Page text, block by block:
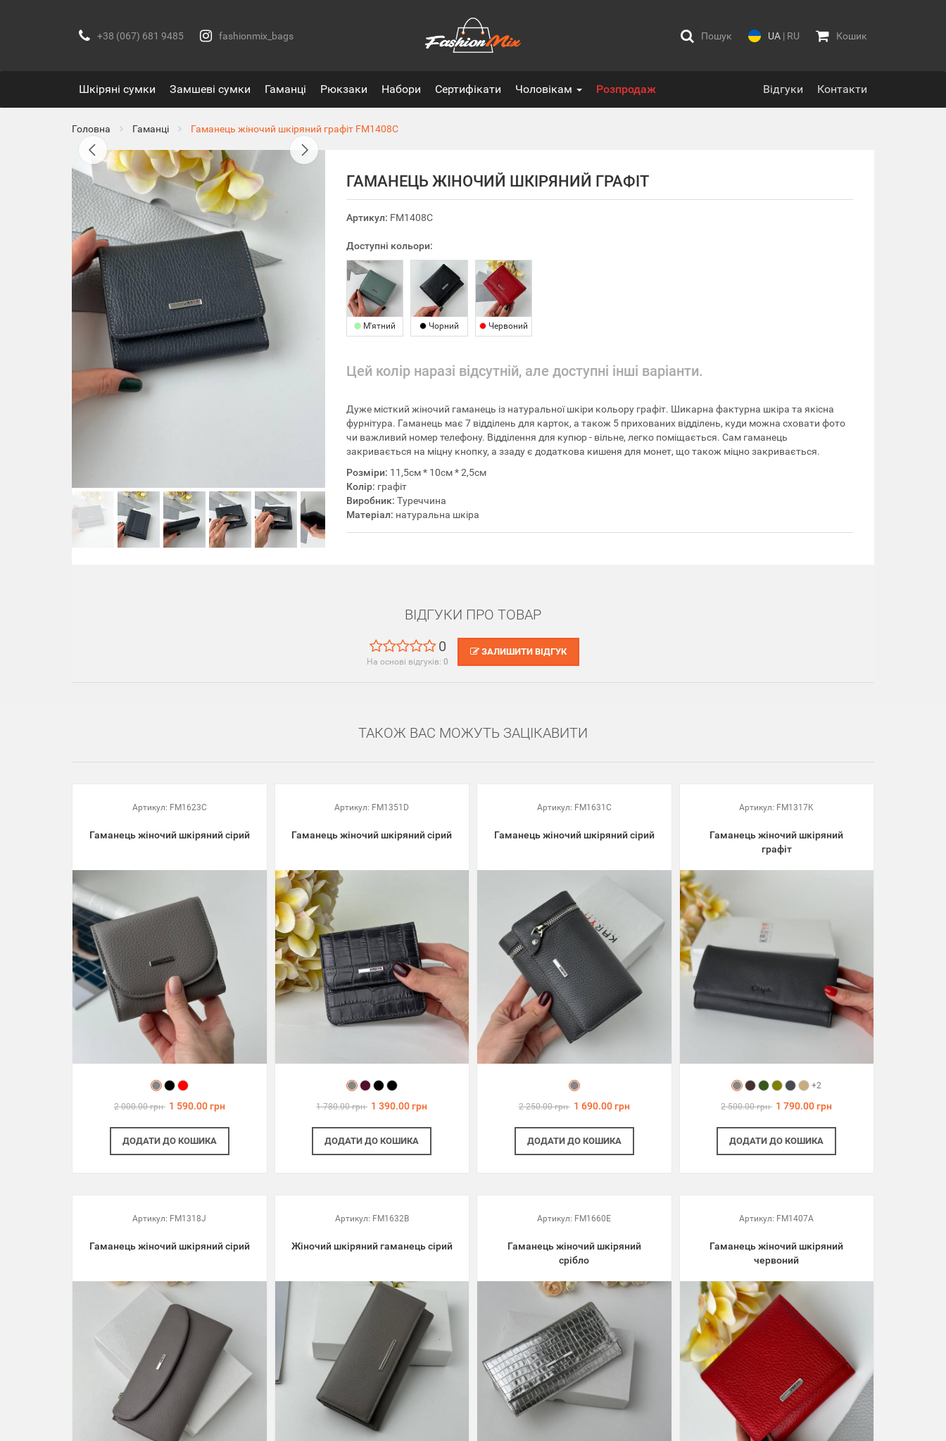
+38 (067) 681 9485 fashionmix_bags Пошук UA | RU Кошик
Шкіряні сумки Замшеві сумки Гаманці Рюкзаки Набори Сертифікати Чоловікам Розпродаж Відгуки Контакти
Головна Гаманці Гаманець жіночий шкіряний графіт FM1408C
ГАМАНЕЦЬ ЖІНОЧИЙ ШКІРЯНИЙ ГРАФІТ
Артикул: FM1408C
Доступні кольори:
М'ятний Чорний Червоний
Цей колір наразі відсутній, але доступні інші варіанти.
Дуже місткий жіночий гаманець із натуральної шкіри кольору графіт. Шикарна фактурна шкіра та якісна
фурнітура. Гаманець має 7 відділень для карток, а також 5 прихованих відділень, куди можна сховати фото
чи важливий номер телефону. Відділення для купюр - вільне, легко поміщається. Сам гаманець
закривається на міцну кнопку, а ззаду є додаткова кишеня для монет, що також міцно закривається.
Розміри: 11,5см * 10см * 2,5см
Колір: графіт
Виробник: Туреччина
Матеріал: натуральна шкіра
ВІДГУКИ ПРО ТОВАР
0
На основі відгуків: 0
ЗАЛИШИТИ ВІДГУК
ТАКОЖ ВАС МОЖУТЬ ЗАЦІКАВИТИ
Артикул: FM1623C
Гаманець жіночий шкіряний сірий
2 000.00 грн 1 590.00 грн
ДОДАТИДО КОШИКА
Артикул: FM1351D
Гаманець жіночий шкіряний сірий
1 780.00 грн 1 390.00 грн
ДОДАТИ ДО КОШИКА
Артикул: FM1631C
Гаманець жіночий шкіряний сірий
2 250.00 грн 1 690.00 грн
ДОДАТИДО КОШИКА
Артикул: FM1317K
Гаманець жіночий шкіряний
графіт
+2
2 500.00 грн 1 790.00 грн
ДОДАТИ ДО КОШИКА
Артикул: FM1318J
Гаманець жіночий шкіряний сірий
Артикул: FM1632B
Жіночий шкіряний гаманець сірий
Артикул: FM1660E
Гаманець жіночий шкіряний
срібло
Артикул: FM1407A
Гаманець жіночий шкіряний
червоний